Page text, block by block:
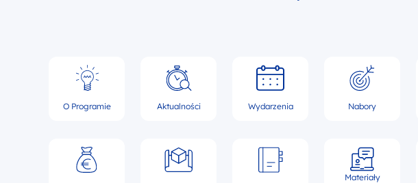
O Programie Aktualności Wydarzenia Nabory
Materiały